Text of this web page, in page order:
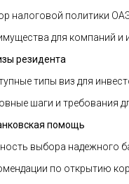
налоговой политики
для компаний и
резидента
типы виз для
шаги и требования
помощь
выбора надежного
по открытию